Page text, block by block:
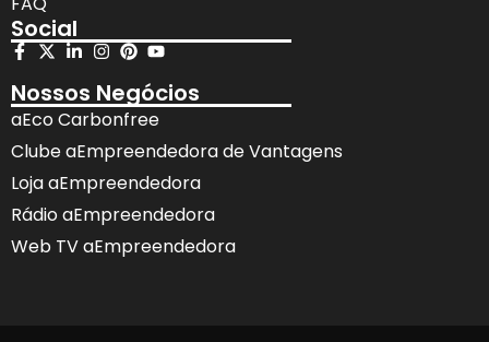
Social
Nossos Negócios
aEco Carbonfree
Clube aEmpreendedora de Vantagens
Loja aEmpreendedora
Rádio aEmpreendedora
Web TV aEmpreendedora